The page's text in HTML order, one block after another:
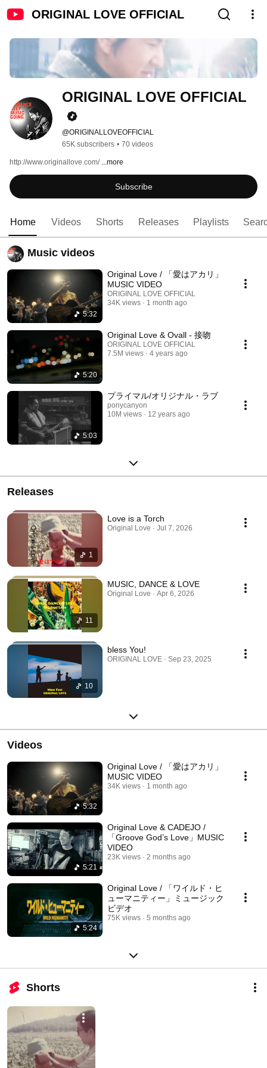
ORIGINAL LOVE OFFICIAL
ORIGINAL LOVE OFFICIAL
@ORIGINALLOVEOFFICIAL
65K subscribers • 70 videos
http://www.originallove.com/ ...more
Subscribe
Home Videos Shorts Releases Playlists
Music videos
5:32
Original Love / 「愛はアカリ」
MUSIC VIDEO
ORIGINAL LOVE OFFICIAL
34K views
1 month ago
5:20
Original Love & Ovall - 接吻
ORIGINAL LOVE OFFICIAL
7.5M views
4 years ago
5:03
プライマル/オリジナル・ラブ
ponycanyon
10M views
12 years ago
Releases
1
Love is a Torch
Original Love · Jul 7, 2026
11
MUSIC, DANCE & LOVE
Original Love · Apr 6, 2026
10
bless You!
ORIGINAL LOVE · Sep 23, 2025
Videos
5:32
Original Love / 「愛はアカリ」
MUSIC VIDEO
34K views 1 month ago
5:21
Original Love & CADEJO /
「Groove God’s Love」MUSIC
VIDEO
23K views 2 months ago
5:24
Original Love / 「ワイルド・ヒ
ューマニティー」ミュージック
ビデオ
75K views 5 months ago
Shorts